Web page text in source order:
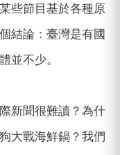
些節目基於各種原
結論：臺灣是有國
並不少。
新聞很難讀？為什
大戰海鮮鍋？我們